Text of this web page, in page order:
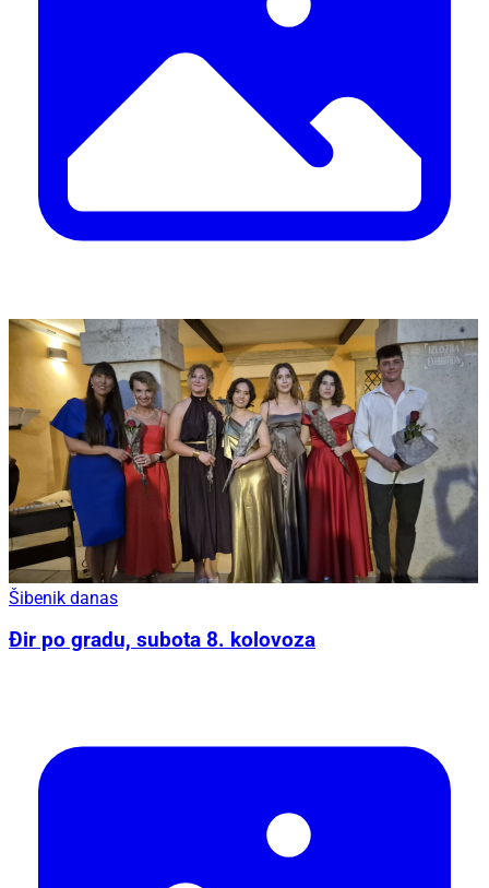
Šibenik danas
Đir po gradu, subota 8. kolovoza